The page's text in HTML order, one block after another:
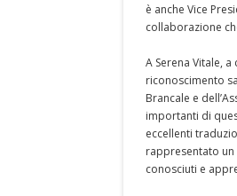
è anche Vice
collaborazione
A Serena Vitale,
riconoscimento
Brancale e
importanti di
eccellenti
rappresentato
conosciuti e